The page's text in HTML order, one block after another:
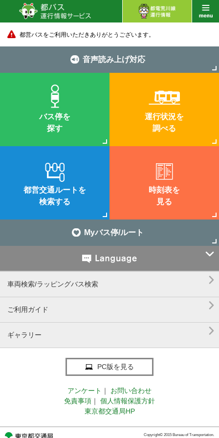
都営バスをご利用いただきありがとうございます。
音声読み上げ対応
バス停を
探す
運行状況を
調べる
都営交通ルートを
検索する
時刻表を
見る
Myバス停/ルート

車両検索/ラッピングバス検索 
ご利用ガイド 
ギャラリー 
PC版を見る
アンケート ｜
お問い合わせ
免責事項 ｜
個人情報保護方針
東京都交通局HP
Copyright© 2015 Bureau of Transportation.